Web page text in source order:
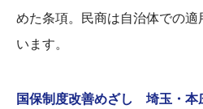
めた条項。民商は自治体での適
います。
国保制度改善めざし 埼玉・